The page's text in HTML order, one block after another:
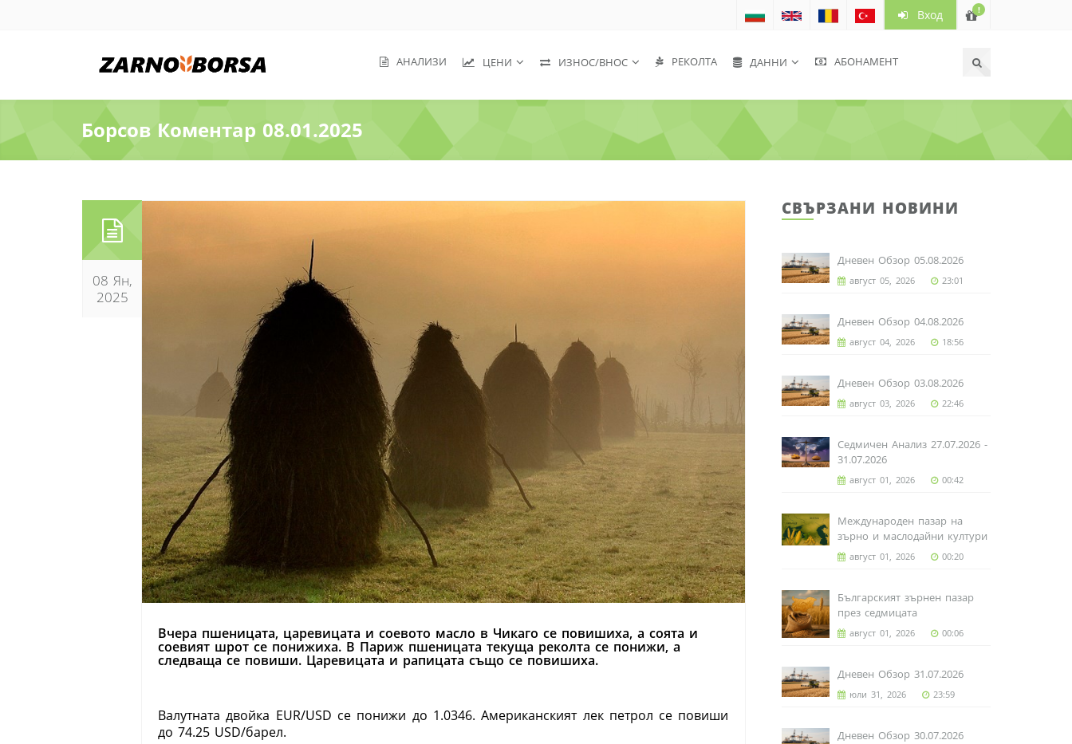
Вход !
АНАЛИЗИ ЦЕНИ ИЗНОС/ВНОС РЕКОЛТА ДАННИ АБОНАМЕНТ
Борсов Коментар 08.01.2025
08 Ян,
2025
Вчера пшеницата, царевицата и соевото масло в Чикаго се повишиха, а соята и
соевият шрот се понижиха. В Париж пшеницата текуща реколта се понижи, а
следваща се повиши. Царевицата и рапицата също се повишиха.
Валутната двойка EUR/USD се понижи до 1.0346. Американският лек петрол се повиши
до 74.25 USD/барел.
СВЪРЗАНИ НОВИНИ
Дневен Обзор 05.08.2026
август 05, 2026 23:01
Дневен Обзор 04.08.2026
август 04, 2026 18:56
Дневен Обзор 03.08.2026
август 03, 2026 22:46
Седмичен Анализ 27.07.2026 -
31.07.2026
август 01, 2026 00:42
Международен пазар на
зърно и маслодайни култури
август 01, 2026 00:20
Българският зърнен пазар
през седмицата
август 01, 2026 00:06
Дневен Обзор 31.07.2026
юли 31, 2026 23:59
Дневен Обзор 30.07.2026